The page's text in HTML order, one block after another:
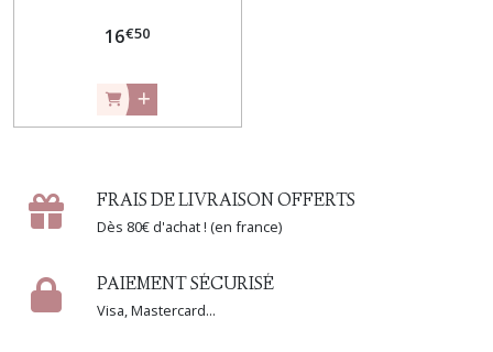
16€50
FRAIS DE LIVRAISON OFFERTS
Dès 80€ d'achat ! (en france)
PAIEMENT SÉCURISÉ
Visa, Mastercard...